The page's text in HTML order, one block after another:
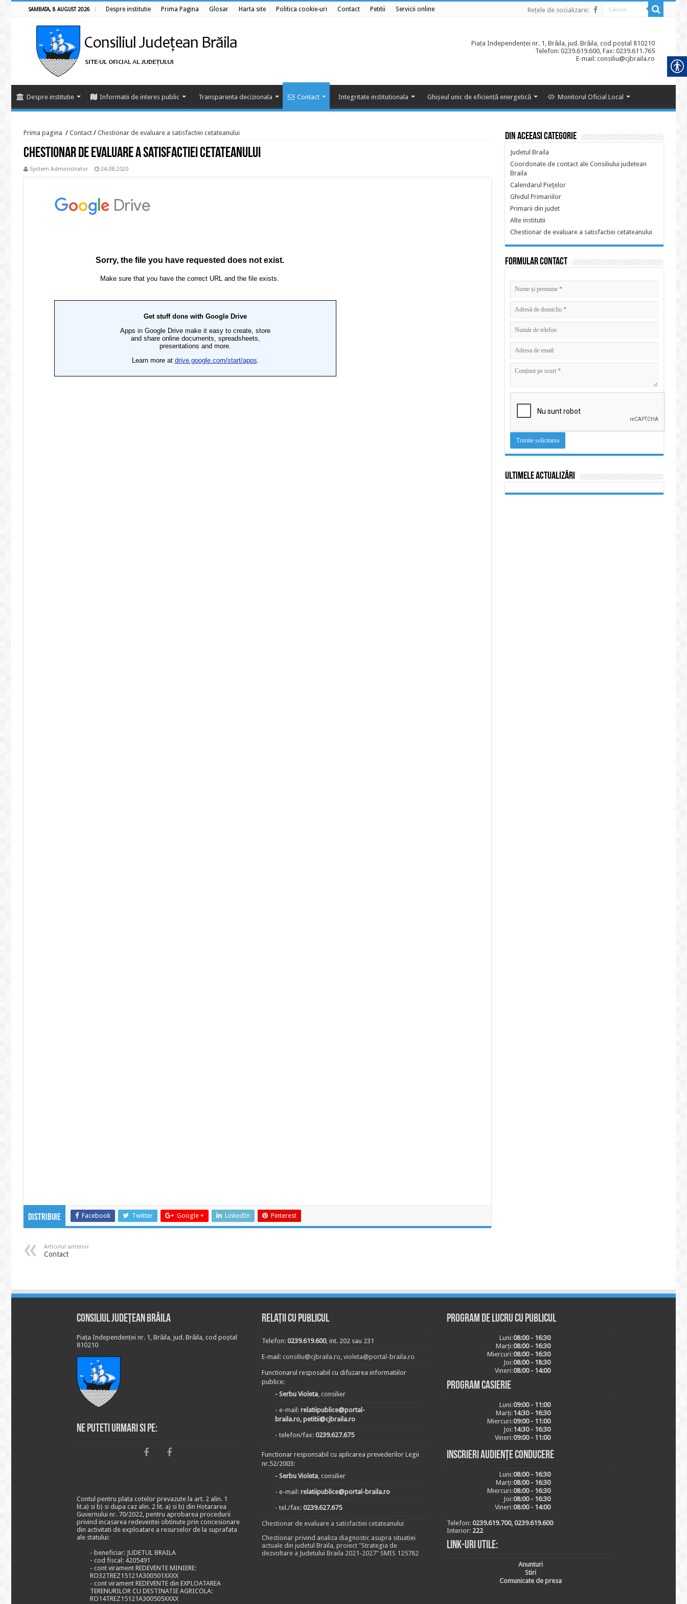
SAMBATA, 8 AUGUST 2026 Despre institutie Prima Pagina Glosar Harta site Politica cookie-uri Contact Petitii Servicii online Rețele de socializare:
Piața Independenței nr. 1, Brăila, jud. Brăila, cod poștal 810210
Telefon: 0239.619.600, Fax: 0239.611.765
E-mail: consiliu@cjbraila.ro
Despre institutie Informatii de interes public Transparenta decizionala Contact Integritate institutionala Ghișeul unic de eficiență energetică Monitorul Oficial Local
Prima pagina / Contact / Chestionar de evaluare a satisfactiei cetateanului
Chestionar de evaluare a satisfactiei cetateanului
System Administrator 24.08.2020
Distribuie Facebook Twitter Google + LinkedIn Pinterest
Articolul anterior
Contact
Din aceeasi categorie
Judetul Braila
Coordonate de contact ale Consiliului judetean
Braila
Calendarul Pieţelor
Ghidul Primariilor
Primarii din judet
Alte institutii
Chestionar de evaluare a satisfactiei cetateanului
Formular contact
Ultimele actualizări
Consiliul Județean Brăila
Piața Independenței nr. 1, Brăila, jud. Brăila, cod poștal
810210
Ne puteti urmari si pe:
Contul pentru plata cotelor prevazute la art. 2 alin. 1
lit.a) si b) si dupa caz alin. 2 lit. a) si b) din Hotararea
Guvernului nr. 70/2022, pentru aprobarea procedurii
privind incasarea redeventei obtinute prin concesionare
din activitati de exploatare a resurselor de la suprafata
ale statului:
- beneficiar: JUDETUL BRAILA
- cod fiscal: 4205491
- cont virament REDEVENTE MINIERE:
RO32TREZ15121A300501XXXX
- cont virament REDEVENTE din EXPLOATAREA
TERENURILOR CU DESTINATIE AGRICOLA:
RO14TREZ15121A300505XXXX
Relații cu publicul
Telefon: 0239.619.600, int. 202 sau 231
E-mail: consiliu@cjbraila.ro, violeta@portal-braila.ro
Functionarul resposabil cu difuzarea informatiilor
publice:
- Serbu Violeta, consilier
- e-mail: relatiipublice@portal-
braila.ro, petitii@cjbraila.ro
- telefon/fax: 0239.627.675
Functionar responsabil cu aplicarea prevederilor Legii
nr.52/2003:
- Serbu Violeta, consilier
- e-mail: relatiipublice@portal-braila.ro
- tel./fax: 0239.627.675
Chestionar de evaluare a satisfactiei cetateanului
Chestionar privind analiza diagnostic asupra situatiei
actuale din judetul Braila, proiect "Strategia de
dezvoltare a Judetului Braila 2021-2027" SMIS 125782
Program de lucru cu publicul
Luni:08:00 - 16:30
Marți:08:00 - 16:30
Miercuri:08:00 - 16:30
Joi:08:00 - 18:30
Vineri:08:00 - 14:00
Program casierie
Luni:09:00 - 11:00
Marți:14:30 - 16:30
Miercuri:09:00 - 11:00
Joi:14:30 - 16:30
Vineri:09:00 - 11:00
Inscrieri audiențe conducere
Luni:08:00 - 16:30
Marți:08:00 - 16:30
Miercuri:08:00 - 16:30
Joi:08:00 - 16:30
Vineri:08:00 - 14:00
Telefon: 0239.619.700, 0239.619.600
Interior: 222
Link-uri utile:
Anunturi
Stiri
Comunicate de presa